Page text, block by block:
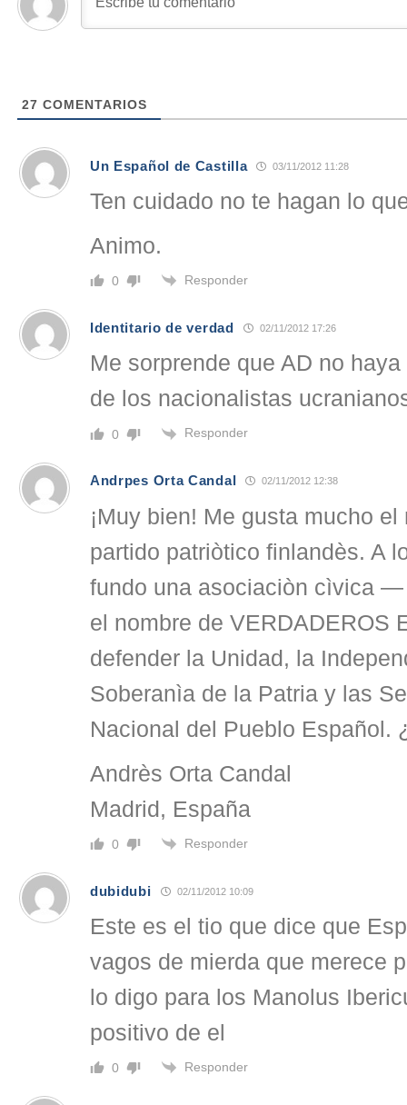
27 COMENTARIOS
Un Español de Castilla 03/11/2012 11:28
Ten cuidado no te hagan lo
Animo.
0 Responder
Identitario de verdad 02/11/2012 17:26
Me sorprende que AD no
de los nacionalistas
0 Responder
Andrpes Orta Candal 02/11/2012 12:38
¡Muy bien! Me gusta mucho
partido patriòtico finlandès. A
fundo una asociaciòn cìvica
el nombre de VERDADEROS
defender la Unidad, la
Soberanìa de la Patria y las
Nacional del Pueblo Español.
Andrès Orta Candal
Madrid, España
0 Responder
dubidubi 02/11/2012 10:09
Este es el tio que dice que
vagos de mierda que merece
lo digo para los Manolus
positivo de el
0 Responder